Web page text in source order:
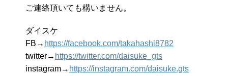
ご連絡頂いても構いません。
ダイスケ
FB→ https://facebook.com/takahashi8782
twitter→ https://twitter.com/daisuke_gts
instagram→ https://instagram.com/daisuke.gts